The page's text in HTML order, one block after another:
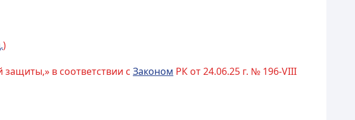
)
в соответствии с Законом РК от 24.06.25 г. № 196-VIII